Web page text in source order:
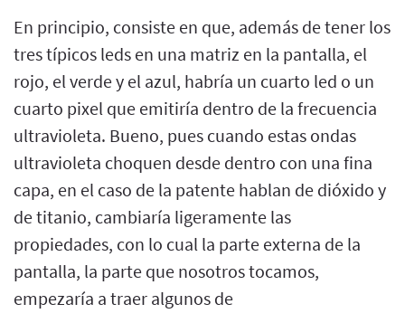
En principio, consiste en que, además de tener los
tres típicos leds en una matriz en la pantalla, el
rojo, el verde y el azul, habría un cuarto led o un
cuarto pixel que emitiría dentro de la frecuencia
ultravioleta. Bueno, pues cuando estas ondas
ultravioleta choquen desde dentro con una fina
capa, en el caso de la patente hablan de dióxido y
de titanio, cambiaría ligeramente las
propiedades, con lo cual la parte externa de la
pantalla, la parte que nosotros tocamos,
empezaría a traer algunos de